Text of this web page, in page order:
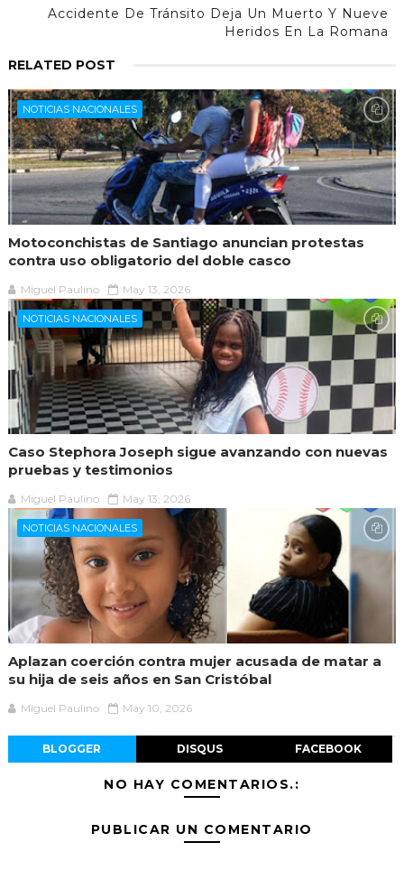
Accidente De Tránsito Deja Un Muerto Y Nueve
Heridos En La Romana
RELATED POST
NOTICIAS NACIONALES
Motoconchistas de Santiago anuncian protestas
contra uso obligatorio del doble casco
Miguel Paulino May 13, 2026
NOTICIAS NACIONALES
Caso Stephora Joseph sigue avanzando con nuevas
pruebas y testimonios
Miguel Paulino May 13, 2026
NOTICIAS NACIONALES
Aplazan coerción contra mujer acusada de matar a
su hija de seis años en San Cristóbal
Miguel Paulino May 10, 2026
BLOGGER DISQUS FACEBOOK
NO HAY COMENTARIOS.:
PUBLICAR UN COMENTARIO